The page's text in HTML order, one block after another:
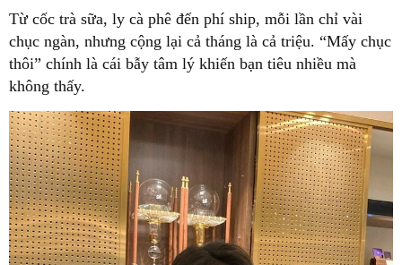
Từ cốc trà sữa, ly cà phê đến phí ship, mỗi lần chỉ vài
chục ngàn, nhưng cộng lại cả tháng là cả triệu. “Mấy chục
thôi” chính là cái bẫy tâm lý khiến bạn tiêu nhiều mà
không thấy.